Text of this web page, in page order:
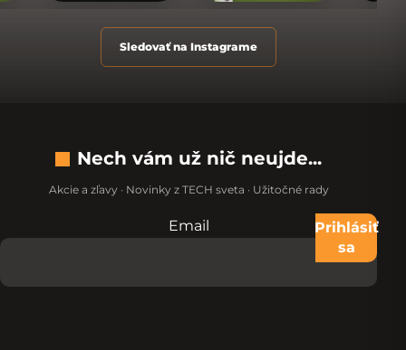
Sledovať na Instagrame
Nech vám už nič neujde...
Akcie a zľavy · Novinky z TECH sveta · Užitočné rady
Nevypĺňajte toto pole:
Email
Prihlásiť
sa